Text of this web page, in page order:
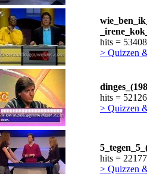
hits = 53408
> Quizzen
hits = 52126
> Quizzen
hits =
> Quizzen